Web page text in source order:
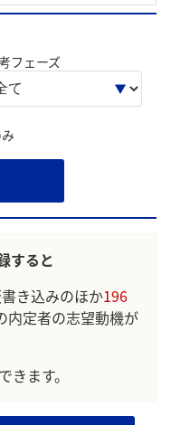
フェーズ
すると
き込みのほか196
内定者の志望動機が
きます。